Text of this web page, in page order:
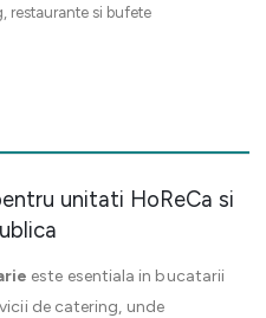
restaurante si bufete
unitati HoReCa si
este esentiala in bucatarii
de catering, unde